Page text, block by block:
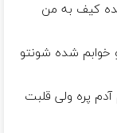
کیف به من
خوابم شده شونتو
آدم پره ولی قلبت